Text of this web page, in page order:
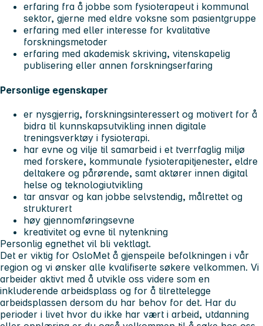
erfaring fra å jobbe som fysioterapeut i kommunal
sektor, gjerne med eldre voksne som pasientgruppe
erfaring med eller interesse for kvalitative
forskningsmetoder
erfaring med akademisk skriving, vitenskapelig
publisering eller annen forskningserfaring
Personlige egenskaper
er nysgjerrig, forskningsinteressert og motivert for å
bidra til kunnskapsutvikling innen digitale
treningsverktøy i fysioterapi.
har evne og vilje til samarbeid i et tverrfaglig miljø
med forskere, kommunale fysioterapitjenester, eldre
deltakere og pårørende, samt aktører innen digital
helse og teknologiutvikling
tar ansvar og kan jobbe selvstendig, målrettet og
strukturert
høy gjennomføringsevne
kreativitet og evne til nytenkning
Personlig egnethet vil bli vektlagt.
Det er viktig for OsloMet å gjenspeile befolkningen i vår
region og vi ønsker alle kvalifiserte søkere velkommen. Vi
arbeider aktivt med å utvikle oss videre som en
inkluderende arbeidsplass og for å tilrettelegge
arbeidsplassen dersom du har behov for det. Har du
perioder i livet hvor du ikke har vært i arbeid, utdanning